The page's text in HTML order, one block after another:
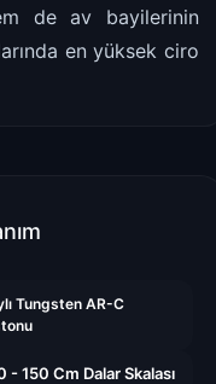
de av bayilerinin
en yüksek ciro
Tungsten AR-C
- 150 Cm Dalar Skalası